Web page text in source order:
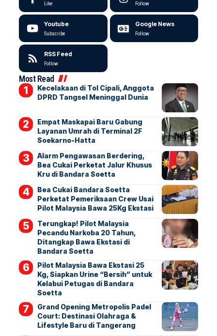
Like Follow
Youtube
Subscribe
Google News
Follow
RSS Feed
Follow
Most Read
Kecelakaan di Tol Cipali, Anggota
DPRD Tangsel Meninggal Dunia
Empat Maskapai Baru Gabung
Layanan Umrah di Terminal 2F
Soekarno-Hatta
Alarm Pengawasan Berdering,
Bea Cukai Perketat Jalur Khusus
Kru di Bandara Soetta
Bea Cukai Bandara Soetta
Perketat Pemeriksaan Crew Usai
Pilot Malaysia Bawa 25Kg Ekstasi
Terungkap! Pilot Malaysia
Pecandu Narkoba 20 Tahun,
Ditangkap Bawa Ekstasi di
Bandara Soetta
Pilot Malaysia Bawa Ekstasi 25
Kg, Siapkan Urine “Bersih” untuk
Kelabui Petugas di Bandara
Soetta
Grand Opening Metropolis Padel
Court: Destinasi Olahraga &
Lifestyle Baru di Tangerang